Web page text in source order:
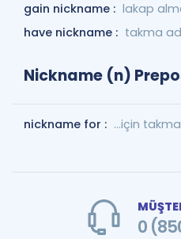
gain nickname : lakap
have nickname : takma
Nickname (n)
nickname for : ...için
0